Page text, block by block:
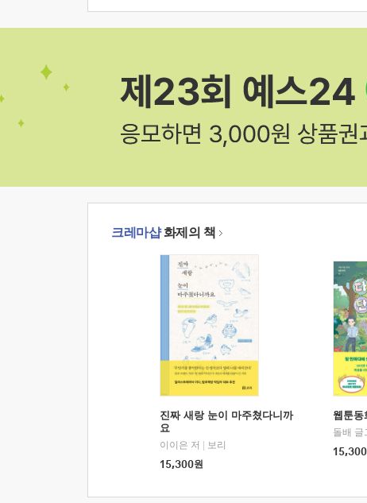
크레마샵화제의 책
진짜 새랑 눈이 마주쳤다니까
요
이이은 저
보리
15,300원
웹툰
돌배 글
15,300